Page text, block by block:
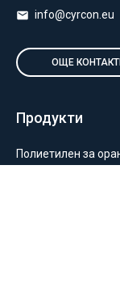
info@cyrcon.eu
ОЩЕ
Продукти
Полиетилен за